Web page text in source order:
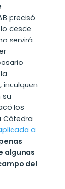
precisó
desde
servirá
inculquen
su
los
Cátedra
a
algunas
del